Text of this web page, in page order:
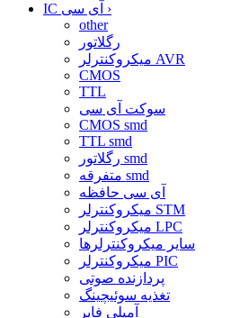
›
other
رگلاتور
میکروکنترلر AVR
CMOS
TTL
سوکت آی سی
CMOS smd
TTL smd
رگلاتور smd
متفرقه smd
آی سی حافظه
میکروکنترلر STM
میکروکنترلر LPC
سایر میکروکنترلرها
میکروکنترلر PIC
پردازنده صوتی
تغذیه سوئیچینگ
آمپلی فایر